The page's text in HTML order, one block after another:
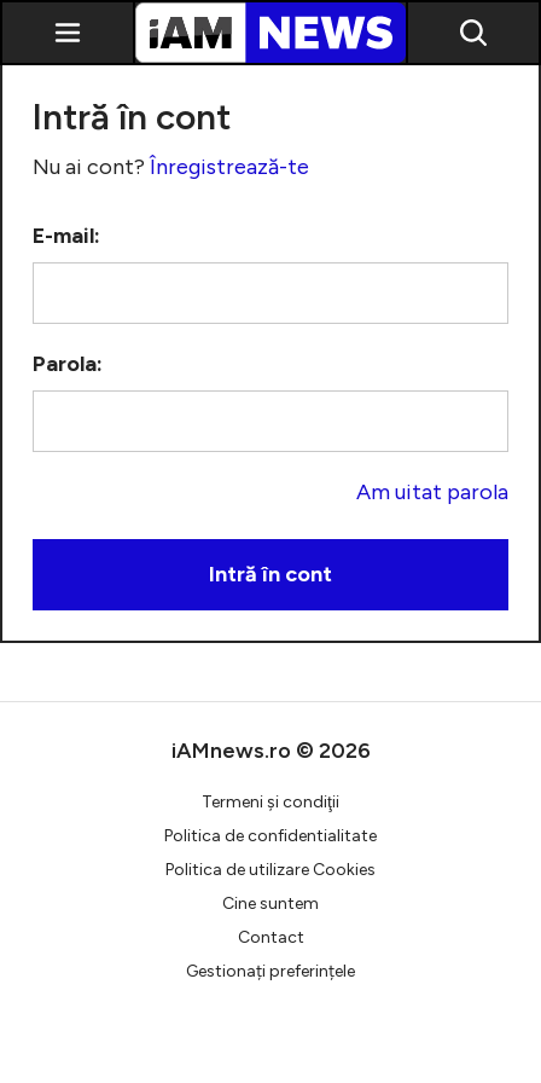
Creează cont
Intră în cont
Nu ai cont?Înregistrează-te
E-mail:
Parola:
Am uitat parola
iAMnews.ro © 2026
Termeni şi condiţii
Politica de confidentialitate
Politica de utilizare Cookies
Cine suntem
Contact
Gestionați preferințele